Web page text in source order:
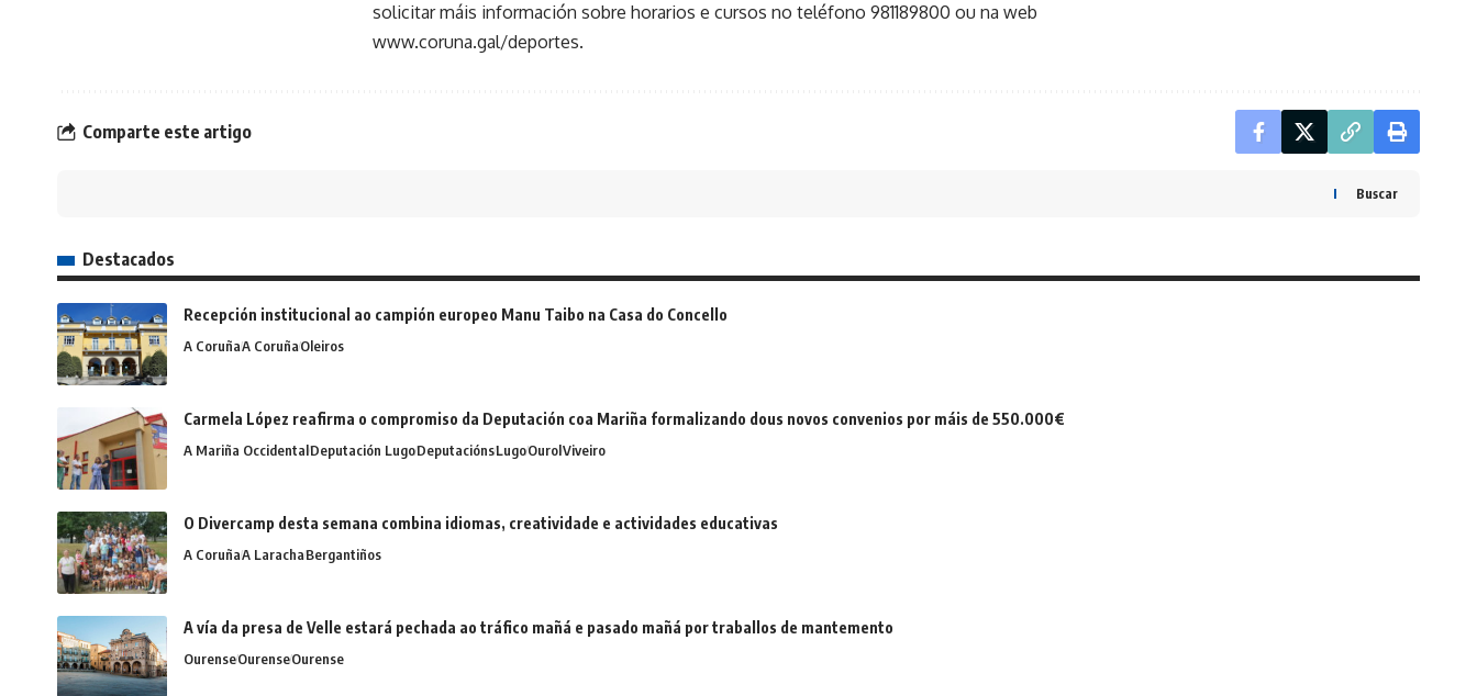
solicitar máis información sobre horarios e cursos no teléfono 981189800 ou na web
www.coruna.gal/deportes.
Comparte este artigo
Buscar
Destacados
Recepción institucional ao campión europeo Manu Taibo na Casa do Concello
A CoruñaA CoruñaOleiros
Carmela López reafirma o compromiso da Deputación coa Mariña formalizando dous novos convenios por máis de 550.000€
A Mariña OccidentalDeputación LugoDeputaciónsLugoOurolViveiro
O Divercamp desta semana combina idiomas, creatividade e actividades educativas
A CoruñaA LarachaBergantiños
A vía da presa de Velle estará pechada ao tráfico mañá e pasado mañá por traballos de mantemento
OurenseOurenseOurense